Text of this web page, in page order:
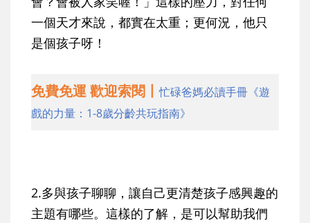
一個天才來說，都實在太重；更何況，他只
是個孩子呀！
免費免運 歡迎索閱丨忙碌爸媽必讀手冊《遊
戲的力量：1-8歲分齡共玩指南》
2.多與孩子聊聊，讓自己更清楚孩子感興趣的
主題有哪些。這樣的了解，是可以幫助我們